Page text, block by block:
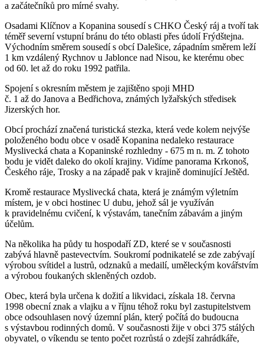
a začátečníků pro mírné svahy.
Osadami Klíčnov a Kopanina sousedí s CHKO Český ráj a tvoří tak
téměř severní vstupní bránu do této oblasti přes údolí Frýdštejna.
Východním směrem sousedí s obcí Dalešice, západním směrem leží
1 km vzdálený Rychnov u Jablonce nad Nisou, ke kterému obec
od 60. let až do roku 1992 patřila.
Spojení s okresním městem je zajištěno spoji MHD
č. 1 až do Janova a Bedřichova, známých lyžařských středisek
Jizerských hor.
Obcí prochází značená turistická stezka, která vede kolem nejvýše
položeného bodu obce v osadě Kopanina nedaleko restaurace
Myslivecká chata a Kopaninské rozhledny - 675 m n. m. Z tohoto
bodu je vidět daleko do okolí krajiny. Vidíme panorama Krkonoš,
Českého ráje, Trosky a na západě pak v krajině dominující Ještěd.
Kromě restaurace Myslivecká chata, která je známým výletním
místem, je v obci hostinec U dubu, jehož sál je využíván
k pravidelnému cvičení, k výstavám, tanečním zábavám a jiným
účelům.
Na několika ha půdy tu hospodaří ZD, které se v současnosti
zabývá hlavně pastevectvím. Soukromí podnikatelé se zde zabývají
výrobou svítidel a lustrů, odznaků a medailí, uměleckým kovářstvím
a výrobou foukaných skleněných ozdob.
Obec, která byla určena k dožití a likvidaci, získala 18. června
1998 obecní znak a vlajku a v říjnu téhož roku byl zastupitelstvem
obce odsouhlasen nový územní plán, který počítá do budoucna
s výstavbou rodinných domů. V současnosti žije v obci 375 stálých
obyvatel, o víkendu se tento počet rozrůstá o zdejší zahrádkáře,